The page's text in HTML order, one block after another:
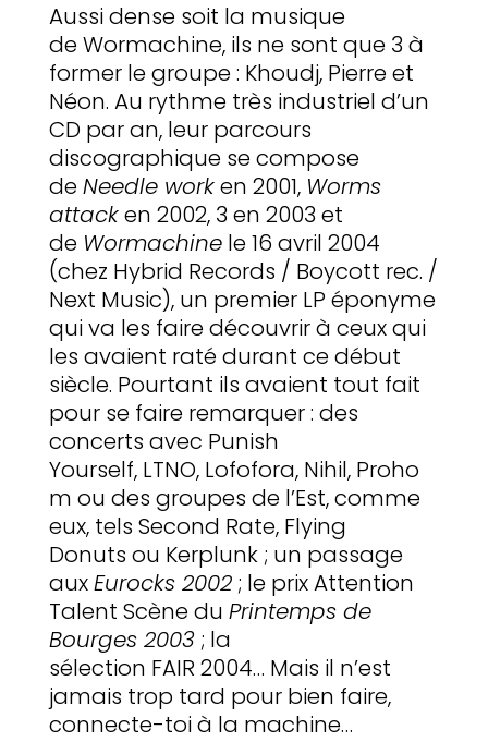
Aussi dense soit la musique
de Wormachine, ils ne sont que 3 à
former le groupe : Khoudj, Pierre et
Néon. Au rythme très industriel d’un
CD par an, leur parcours
discographique se compose
deNeedle worken 2001, Worms
attacken 2002, 3 en 2003 et
de Wormachinele 16 avril 2004
(chez Hybrid Records / Boycott rec. /
Next Music), un premier LP éponyme
qui va les faire découvrir à ceux qui
les avaient raté durant ce début
siècle. Pourtant ils avaient tout fait
pour se faire remarquer : des
concerts avec Punish
Yourself, LTNO, Lofofora, Nihil, Proho
m ou des groupes de l’Est, comme
eux, tels Second Rate, Flying
Donuts ou Kerplunk ; un passage
auxEurocks 2002; le prix Attention
Talent Scène du Printemps de
Bourges 2003; la
sélection FAIR 2004… Mais il n’est
jamais trop tard pour bien faire,
connecte-toi à la machine…